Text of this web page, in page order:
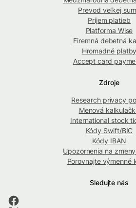
Prevod veľkej
Príjem platieb
Platforma Wise
Firemná debetná
Hromadné platby
Accept card
Zdroje
Research privacy
Menová
International stock
Kódy Swift/BIC
Kódy IBAN
Upozornenia na
Porovnajte výmenné
Sledujte nás